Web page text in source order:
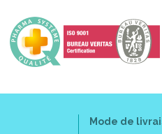
Mode de